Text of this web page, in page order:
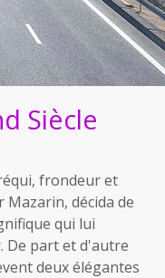
Siècle
frondeur et
Mazarin, décida de
qui lui
De part et d'autre
deux élégantes